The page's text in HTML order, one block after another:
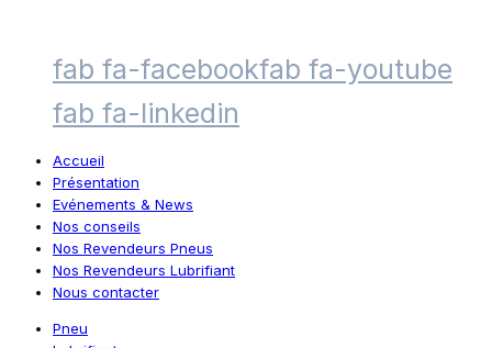
fab fa-facebookfab fa-youtube
fab fa-linkedin
Accueil
Présentation
Evénements & News
Nos conseils
Nos Revendeurs Pneus
Nos Revendeurs Lubrifiant
Nous contacter
Pneu